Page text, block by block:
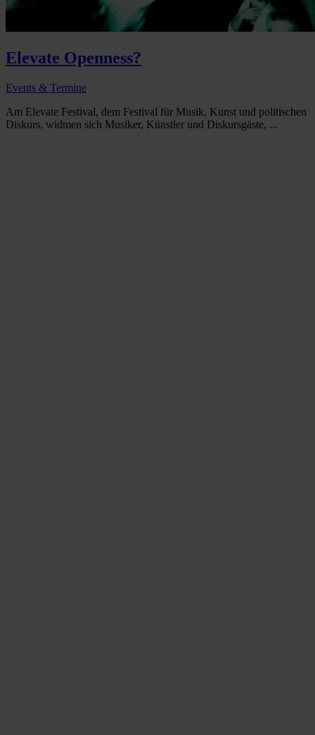
Elevate Openness?
Events & Termine
Am Elevate Festival, dem Festival für Musik, Kunst und politischen
Diskurs, widmen sich Musiker, Künstler und Diskursgäste, ...